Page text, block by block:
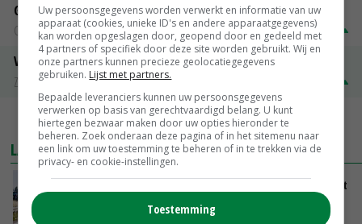
Gerst
Groningen
€ 197,00 € 2,00
Volle melkpoeder
Zuivel NL
MEER MARKTPRIJZEN
LAATSTE NIEUWS
LTO en NAJK roepen leden op Brabants protest
VANDAAG, 12:29
Uw persoonsgegevens worden verwerkt en informatie van uw
apparaat (cookies, unieke ID's en andere apparaatgegevens)
kan worden opgeslagen door, geopend door en gedeeld met
4 partners of specifiek door deze site worden gebruikt. Wij en
onze partners kunnen precieze geolocatiegegevens
gebruiken. Lijst met partners.
Bepaalde leveranciers kunnen uw persoonsgegevens
verwerken op basis van gerechtvaardigd belang. U kunt
hiertegen bezwaar maken door uw opties hieronder te
beheren. Zoek onderaan deze pagina of in het sitemenu naar
een link om uw toestemming te beheren of in te trekken via de
privacy- en cookie-instellingen.
Toestemming